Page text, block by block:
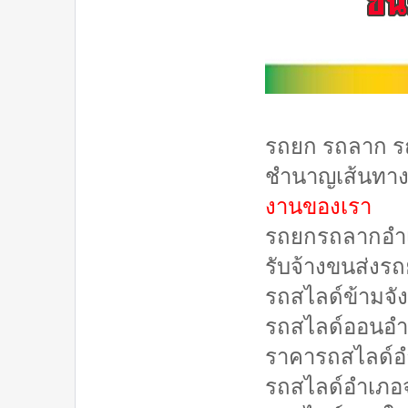
รถยก รถลาก
ชำนาญเส้นทา
งานของเรา
รถยกรถลากอ
รับจ้างขนส่งร
รถสไลด์ข้ามจั
รถสไลด์ออนอ
ราคารถสไลด์
รถสไลด์อำเภ